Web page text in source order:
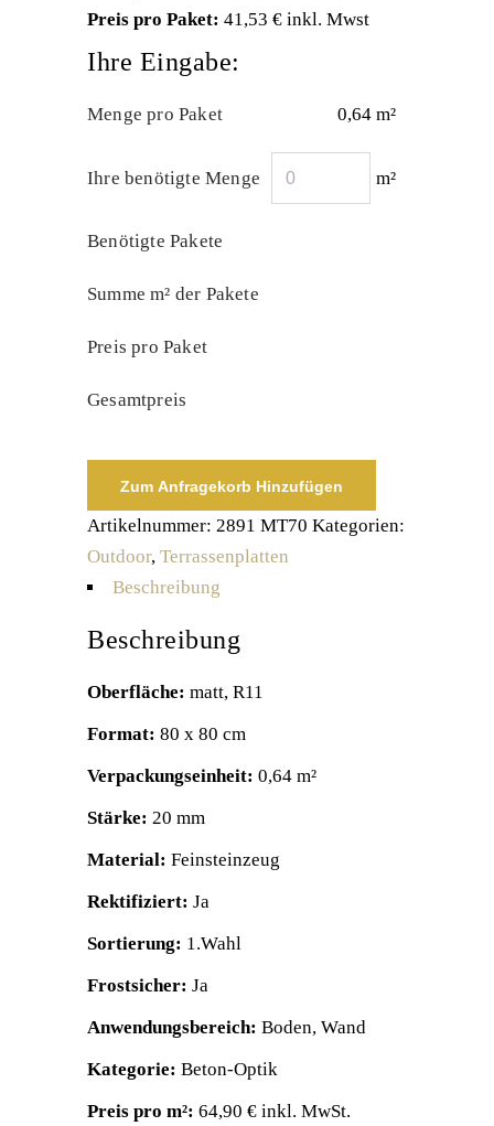
Preis pro Paket: 41,53 € inkl. Mwst
Ihre Eingabe:
Menge pro Paket 0,64 m²
Ihre benötigte Menge m²
Benötigte Pakete
Summe m² der Pakete
Preis pro Paket
Gesamtpreis
Zum Anfragekorb Hinzufügen
Artikelnummer: 2891 MT70 Kategorien:
Outdoor, Terrassenplatten
Beschreibung
Beschreibung
Oberfläche: matt, R11
Format: 80 x 80 cm
Verpackungseinheit: 0,64 m²
Stärke: 20 mm
Material: Feinsteinzeug
Rektifiziert: Ja
Sortierung: 1.Wahl
Frostsicher: Ja
Anwendungsbereich: Boden, Wand
Kategorie: Beton-Optik
Preis pro m²: 64,90 € inkl. MwSt.